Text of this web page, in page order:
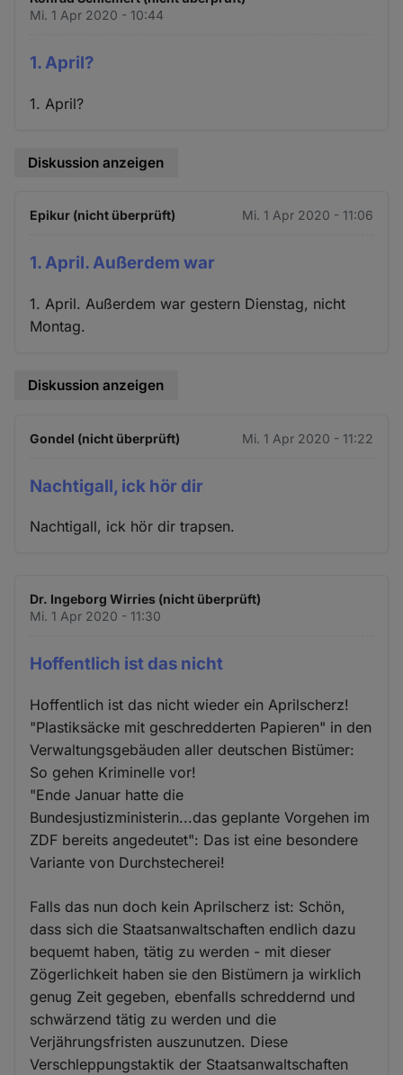
Mi. 1 Apr 2020 - 10:44
1. April?
1. April?
Diskussion anzeigen
Epikur (nicht überprüft) Mi. 1 Apr 2020 - 11:06
1. April. Außerdem war
1. April. Außerdem war gestern Dienstag, nicht
Montag.
Diskussion anzeigen
Gondel (nicht überprüft) Mi. 1 Apr 2020 - 11:22
Nachtigall, ick hör dir
Nachtigall, ick hör dir trapsen.
Dr. Ingeborg Wirries (nicht überprüft)
Mi. 1 Apr 2020 - 11:30
Hoffentlich ist das nicht
Hoffentlich ist das nicht wieder ein Aprilscherz!
"Plastiksäcke mit geschredderten Papieren" in den
Verwaltungsgebäuden aller deutschen Bistümer:
So gehen Kriminelle vor!
"Ende Januar hatte die
Bundesjustizministerin...das geplante Vorgehen im
ZDF bereits angedeutet": Das ist eine besondere
Variante von Durchstecherei!
Falls das nun doch kein Aprilscherz ist: Schön,
dass sich die Staatsanwaltschaften endlich dazu
bequemt haben, tätig zu werden - mit dieser
Zögerlichkeit haben sie den Bistümern ja wirklich
genug Zeit gegeben, ebenfalls schreddernd und
schwärzend tätig zu werden und die
Verjährungsfristen auszunutzen. Diese
Verschleppungstaktik der Staatsanwaltschaften